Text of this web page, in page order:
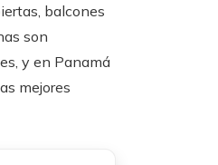
balcones
son
y en Panamá
mejores